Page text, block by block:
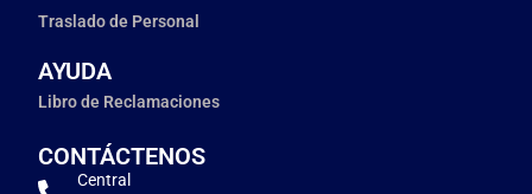
Traslado de Personal
AYUDA
Libro de Reclamaciones
CONTÁCTENOS
Central